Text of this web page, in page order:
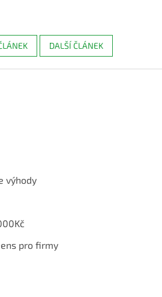
DALŠÍ ČLÁNEK
výhody
pro firmy